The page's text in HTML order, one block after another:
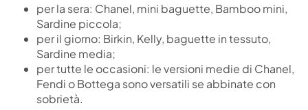
per la sera: Chanel, mini baguette, Bamboo mini,
Sardine piccola;
per il giorno: Birkin, Kelly, baguette in tessuto,
Sardine media;
per tutte le occasioni: le versioni medie di Chanel,
Fendi o Bottega sono versatili se abbinate con
sobrietà.